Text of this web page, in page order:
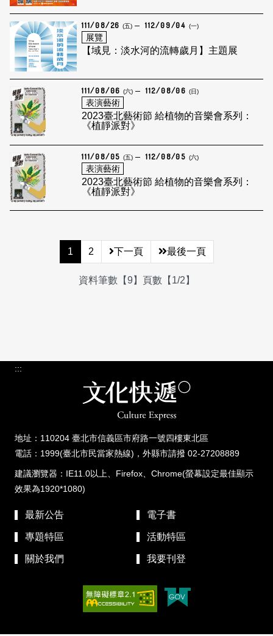
111/08/26 (五) 112/09/04 (一)
展覽
【域見：淡水河的流轉歲月】主題展
111/08/06 (六) 112/08/06 (日)
表演藝術
2023臺北藝術節 給植物的音樂會系列：
《植靜派對》
111/08/05 (五) 112/08/05 (六)
表演藝術
2023臺北藝術節 給植物的音樂會系列：
《植靜派對》
1 2 下一頁 最後一頁
資料筆數【9】頁數【1/2】
:::
地址：110204 臺北市信義區市府路一號四樓東北區
電話：1999(臺北市民當家熱線)，外縣市請撥 02-27208889
建議瀏覽器：IE11.0以上、Firefox、Chrome(螢幕設定最佳顯示
效果為1920*1080)
最新公告 電子書
專題特區 活動特區
關於我們 我要刊登